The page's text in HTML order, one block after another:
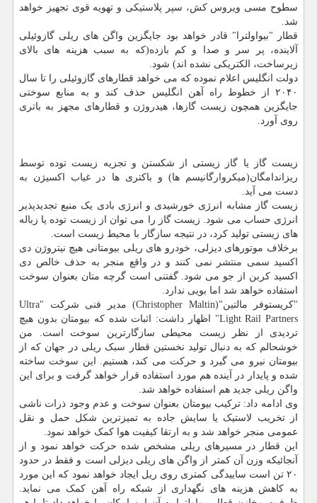
سطوح مسی ویروس کش، سپر پلاستیکی و تهویه قوی تجهیز خواهد
شد.
قطار "بیواولترا" قادر خواهد بود جایگزین واگن های ریلی گازوئیلی
آلاینده، پر سر و صدا و کم بازده(که به سبب هزینه های بالای
زیرساخت، الکتریکی نشده اند) شود.
دولت انگلیس اعلام نموده که می خواهد قطارهای گازوئیلی را تا سال
۲۰۴۰ از خطوط راه آهن انگلیس حذف کند و به منابع سوختی
جایگزین همچون زیست گازها، هیدروژن و قطارهای مجهز به باتری
روی آورد.
زیست گاز یا گاز زیستی از شکستن و تجزیه زیست توده توسط
ریزاندامگان(میکروارگانیسم ها) و باکتری ها در غیاب اکسیژن به
دست می آید.
زیست گاز مشابه انرژی خورشیدی و انرژی بادی یک منبع تجدیدپذیر
انرژی حساب می شود. زیست گاز را می توان از زیست توده یا زباله
های زیستی تولید کرد، در نتیجه سازگار با محیط زیست است.
برخلاف موتورهای دیزلی، خودرو های ریلی بیومتانی هیچ نیتروژن دی
اکسید سمی منتشر نمی کنند و در واقع منجر به حذف خالص دی
اکسید کربن از جو می شود. گفتنی است گرچه متان بعنوان سوخت
استفاده خواهد شد اما بویی ندارد.
"کریستوفر مالتین"(Christopher Maltin) مدیر فنی شرکت "Ultra
Light Rail Partners" اظهار داشت: اثبات شده که بیومتان بدون هیچ
تردیدی از نظر زیست محیطی سازگارترین سوخت است. من
خوشحالم که به دنبال تولید نخستین قطار سبک ریلی در جهان که از
بیومتان نیرو می گیرد و حرکت می کند، هستیم. این سوخت ساخته
شده و پایدار در آینده هم مورد استفاده قرار خواهد گرفت و برای این
واگن ریلی جدید هم استفاده خواهد شد.
وی ادامه داد: ترکیب بیومتان بعنوان سوخت و عدم وجود ذرات ناشی
از تخریب لاستیک یا سایش جاده به تمیزترین شکل حمل و نقل
عمومی منجر خواهد شد و به ارتقا کیفیت هوا کمک خواهد نمود.
این قطار در مسیرهای ریلی مشخص شده حرکت خواهد نمود و از
آنجائیکه وزن آن کمتر از واگن های ریلی دیزلی است و فقط در حدود
۲۰ تن است ساییدگی کمتری روی ریل ایجاد خواهد نمود که این مورد
به کاهش هزینه های نگهداری از شبکه راه آهن کمک می نماید.